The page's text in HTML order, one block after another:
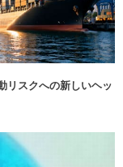
リスクへの新しいヘッ